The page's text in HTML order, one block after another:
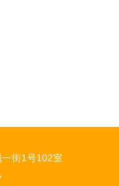
街1号102室